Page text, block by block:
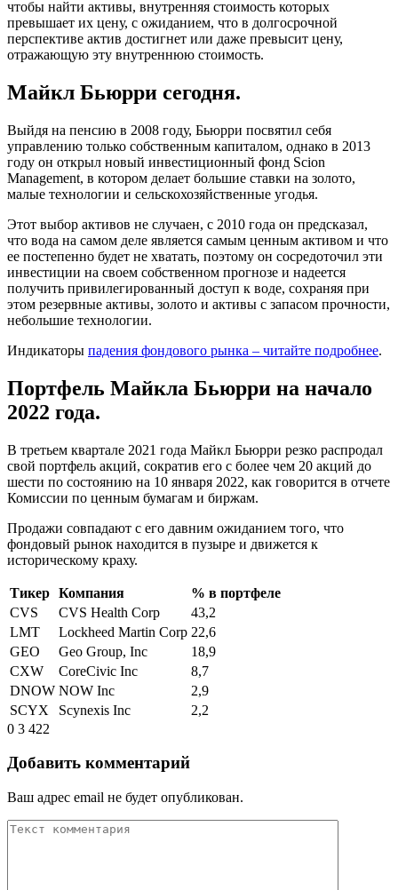
чтобы найти активы, внутренняя стоимость которых
превышает их цену, с ожиданием, что в долгосрочной
перспективе актив достигнет или даже превысит цену,
отражающую эту внутреннюю стоимость.
Майкл Бьюрри сегодня.
Выйдя на пенсию в 2008 году, Бьюрри посвятил себя
управлению только собственным капиталом, однако в 2013
году он открыл новый инвестиционный фонд Scion
Management, в котором делает большие ставки на золото,
малые технологии и сельскохозяйственные угодья.
Этот выбор активов не случаен, с 2010 года он предсказал,
что вода на самом деле является самым ценным активом и что
ее постепенно будет не хватать, поэтому он сосредоточил эти
инвестиции на своем собственном прогнозе и надеется
получить привилегированный доступ к воде, сохраняя при
этом резервные активы, золото и активы с запасом прочности,
небольшие технологии.
Индикаторы падения фондового рынка – читайте подробнее.
Портфель Майкла Бьюрри на начало
2022 года.
В третьем квартале 2021 года Майкл Бьюрри резко распродал
свой портфель акций, сократив его с более чем 20 акций до
шести по состоянию на 10 января 2022, как говорится в отчете
Комиссии по ценным бумагам и биржам.
Продажи совпадают с его давним ожиданием того, что
фондовый рынок находится в пузыре и движется к
историческому краху.
Тикер Компания
% в портфеле
CVS
CVS Health Corp
43,2
LMT
Lockheed Martin Corp 22,6
GEO
Geo Group, Inc
18,9
CXW
CoreCivic Inc
8,7
DNOW NOW Inc
2,9
SCYX
Scynexis Inc
2,2
0 3 422
Добавить комментарий
Ваш адрес email не будет опубликован.